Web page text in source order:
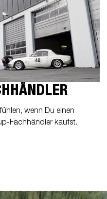
wenn Du einen
Fachhändler kaufst.